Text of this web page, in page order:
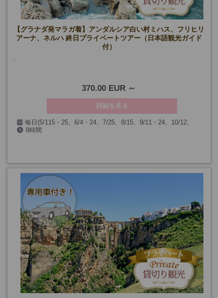
【グラナダ発マラガ着】アンダルシア白い村ミハス、フリヒリ
アーナ、ネルハ 終日プライベートツアー（日本語観光ガイド
付）
.
370.00 EUR
詳細を見る
毎日(5/115・25、6/4・24、7/25、8/15、9/11・24、10/12、
11/2、12/6・7・8・24・25・26・31、1/1・2・6、2/28、3/25・
8時間